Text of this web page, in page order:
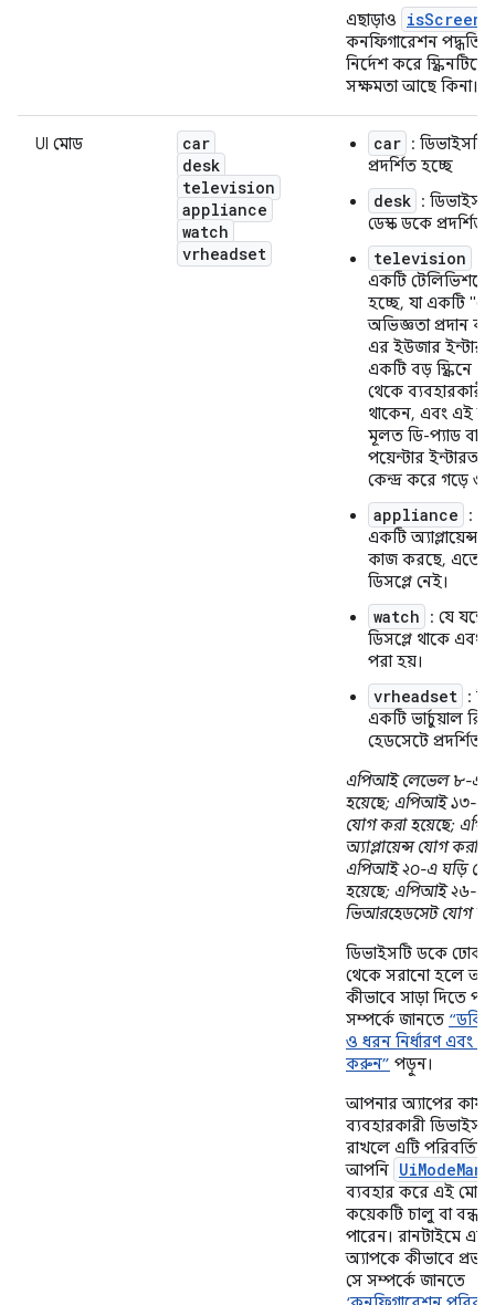
এছাড়াও
কনফিগারেশন
নির্দেশ করে স্ক্রিনটিতে
সক্ষমতা আছে কিনা।
UI মোড
car
desk
television
appliance
watch
vrheadset
car : ডিভাইসটি
প্রদর্শিত হচ্ছে
desk :
ডেস্ক ডকে প্রদর্শিত
television
একটি টেলিভিশনে
হচ্ছে, যা একটি
অভিজ্ঞতা প্রদান
এর ইউজার
একটি বড় স্ক্রিনে
থেকে ব্যবহারকারী
থাকেন, এবং এই
মূলত ডি-প্যাড বা
পয়েন্টার
কেন্দ্র করে গড়ে
appliance
:
একটি অ্যাপ্লায়েন্স
কাজ করছে, এতে
ডিসপ্লে নেই।
watch
: যে
ডিসপ্লে থাকে এবং
পরা হয়।
vrheadset :
একটি ভার্চুয়াল
হেডসেটে প্রদর্শিত
এপিআই লেভেল ৮-এ
হয়েছে; এপিআই ১৩-এ
যোগ করা হয়েছে;
অ্যাপ্লায়েন্স যোগ করা
এপিআই ২০-এ ঘড়ি
হয়েছে; এপিআই ২৬-এ
ভিআরহেডসেট যোগ
ডিভাইসটি ডকে
থেকে সরানো হলে
কীভাবে সাড়া দিতে
সম্পর্কে জানতে
ও ধরন নির্ধারণ এবং
করুন” পড়ুন।
আপনার অ্যাপের
ব্যবহারকারী
রাখলে এটি পরিবর্তিত
আপনি
ব্যবহার করে এই
কয়েকটি চালু বা বন্ধ
পারেন। রানটাইমে
অ্যাপকে কীভাবে
সে সম্পর্কে জানতে